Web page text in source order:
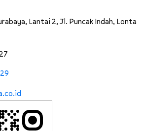
Lantai 2, Jl. Puncak Indah, Lonta